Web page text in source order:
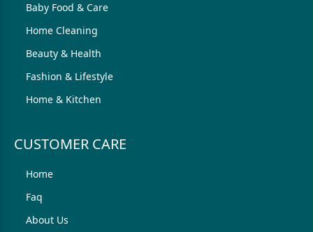
Baby Food & Care
Home Cleaning
Beauty & Health
Fashion & Lifestyle
Home & Kitchen
CUSTOMER CARE
Home
Faq
About Us